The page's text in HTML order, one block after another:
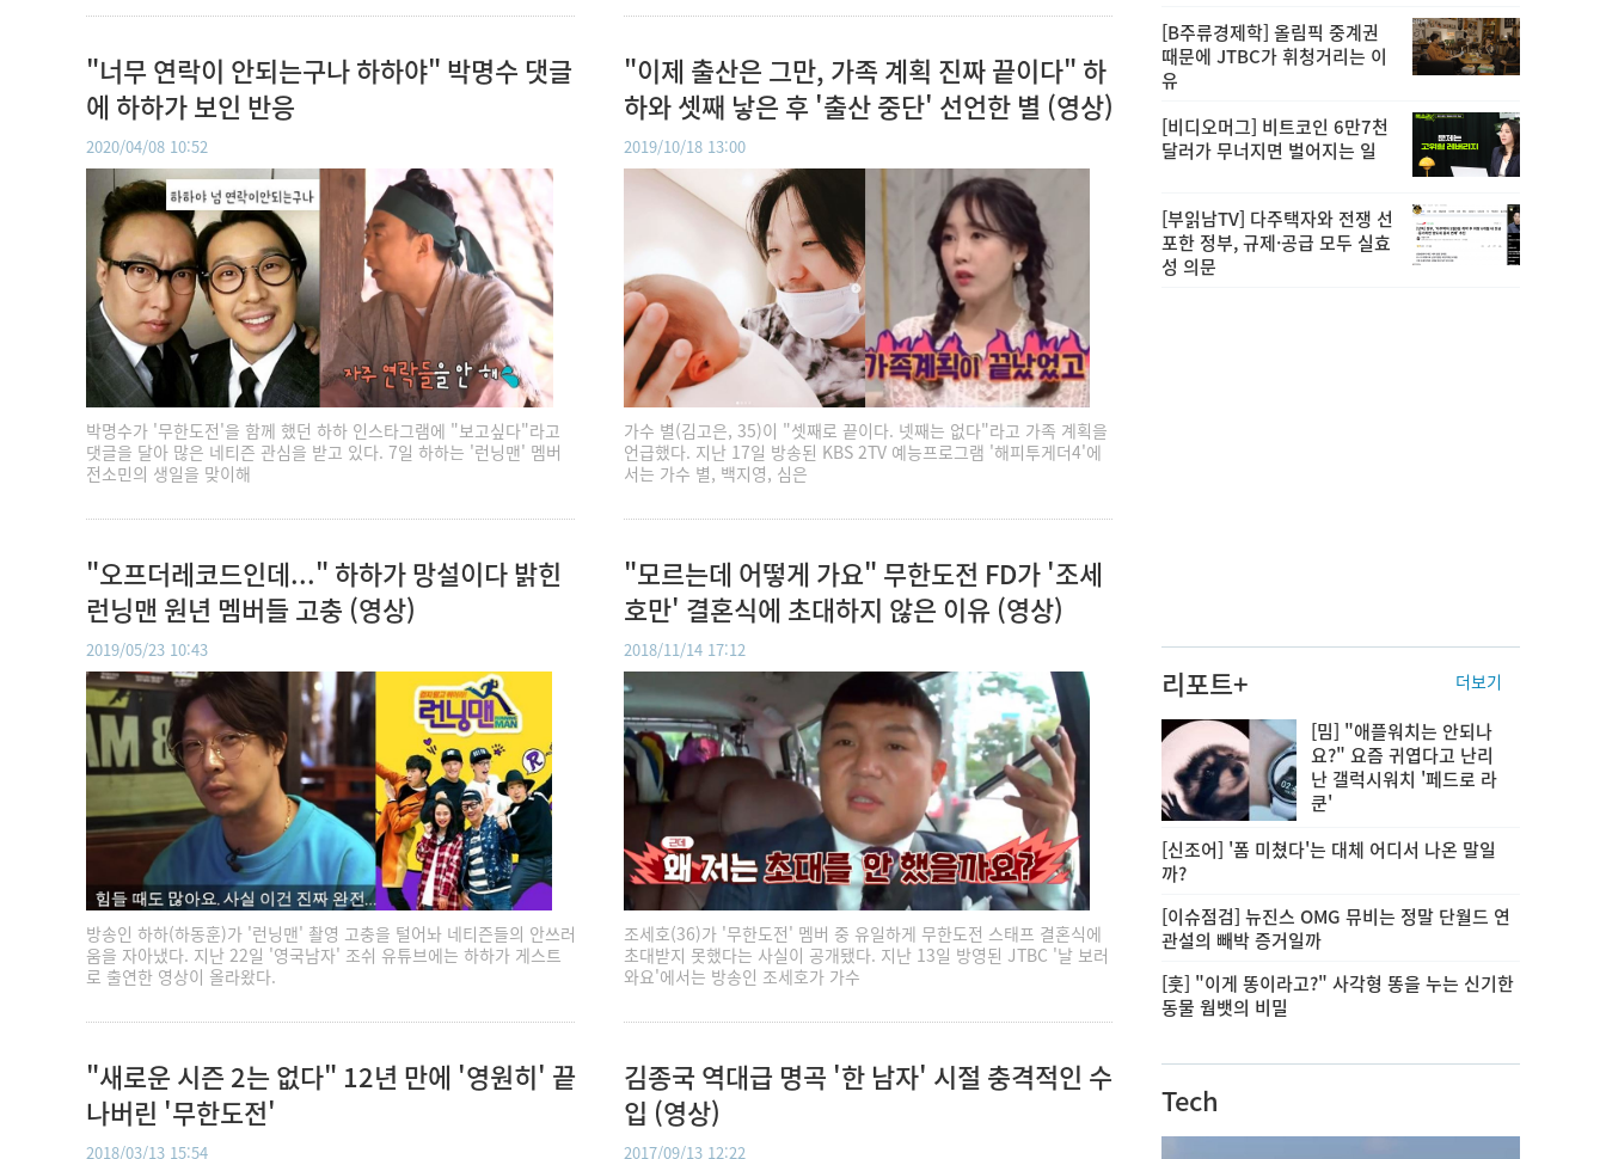
"너무 연락이 안되는구나 하하야" 박명수 댓글
에 하하가 보인 반응
2020/04/08 10:52
박명수가 '무한도전'을 함께 했던 하하 인스타그램에 "보고싶다"라고
댓글을 달아 많은 네티즌 관심을 받고 있다. 7일 하하는 '런닝맨' 멤버
전소민의 생일을 맞이해
"이제 출산은 그만, 가족 계획 진짜 끝이다" 하
하와 셋째 낳은 후 '출산 중단' 선언한 별 (영상)
2019/10/18 13:00
가수 별(김고은, 35)이 "셋째로 끝이다. 넷째는 없다"라고 가족 계획을
언급했다. 지난 17일 방송된 KBS 2TV 예능프로그램 '해피투게더4'에
서는 가수 별, 백지영, 심은
"오프더레코드인데..." 하하가 망설이다 밝힌
런닝맨 원년 멤버들 고충 (영상)
2019/05/23 10:43
방송인 하하(하동훈)가 '런닝맨' 촬영 고충을 털어놔 네티즌들의 안쓰러
움을 자아냈다. 지난 22일 '영국남자' 조쉬 유튜브에는 하하가 게스트
로 출연한 영상이 올라왔다.
"모르는데 어떻게 가요" 무한도전 FD가 '조세
호만' 결혼식에 초대하지 않은 이유 (영상)
2018/11/14 17:12
조세호(36)가 '무한도전' 멤버 중 유일하게 무한도전 스태프 결혼식에
초대받지 못했다는 사실이 공개됐다. 지난 13일 방영된 JTBC '날 보러
와요'에서는 방송인 조세호가 가수
"새로운 시즌 2는 없다" 12년 만에 '영원히' 끝
나버린 '무한도전'
2018/03/13 15:54
김종국 역대급 명곡 '한 남자' 시절 충격적인 수
입 (영상)
2017/09/13 12:22
[B주류경제학] 올림픽 중계권
때문에 JTBC가 휘청거리는 이
유
[비디오머그] 비트코인 6만7천
달러가 무너지면 벌어지는 일
[부읽남TV] 다주택자와 전쟁 선
포한 정부, 규제·공급 모두 실효
성 의문
리포트+ 더보기
[밈] "애플워치는 안되나
요?" 요즘 귀엽다고 난리
난 갤럭시워치 '페드로 라
쿤'
[신조어] '폼 미쳤다'는 대체 어디서 나온 말일
까?
[이슈점검] 뉴진스 OMG 뮤비는 정말 단월드 연
관설의 빼박 증거일까
[훗] "이게 똥이라고?" 사각형 똥을 누는 신기한
동물 웜뱃의 비밀
Tech